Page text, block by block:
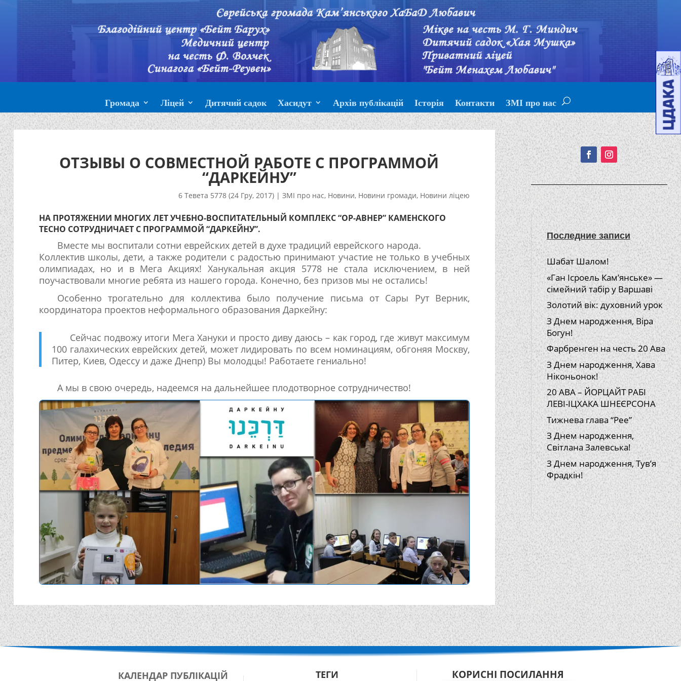
Громада Ліцей Дитячий садок Хасидут Архів публікацій Історія Контакти ЗМІ про нас
ОТЗЫВЫ О СОВМЕСТНОЙ РАБОТЕ С ПРОГРАММОЙ
“ДАРКЕЙНУ”
6 Тевета 5778 (24 Гру, 2017)| ЗМІ про нас, Новини, Новини громади, Новини ліцею
НА ПРОТЯЖЕНИИ МНОГИХ ЛЕТ УЧЕБНО-ВОСПИТАТЕЛЬНЫЙ КОМПЛЕКС “ОР-АВНЕР” КАМЕНСКОГО
ТЕСНО СОТРУДНИЧАЕТ С ПРОГРАММОЙ “ДАРКЕЙНУ”.
Вместе мы воспитали сотни еврейских детей в духе традиций еврейского народа.
Коллектив школы, дети, а также родители с радостью принимают участие не только в учебных
олимпиадах, но и в Мега Акциях! Ханукальная акция 5778 не стала исключением, в ней
поучаствовали многие ребята из нашего города. Конечно, без призов мы не остались!
Особенно трогательно для коллектива было получение письма от Сары Рут Верник,
координатора проектов неформального образования Даркейну:
Сейчас подвожу итоги Мега Хануки и просто диву даюсь – как город, где живут максимум
100 галахических еврейских детей, может лидировать по всем номинациям, обгоняя Москву,
Питер, Киев, Одессу и даже Днепр) Вы молодцы! Работаете гениально!
А мы в свою очередь, надеемся на дальнейшее плодотворное сотрудничество!
Подписывайтесь!
Последние записи
Шабат Шалом!
«Ган Ісроель Кам’янське» —
сімейний табір у Варшаві
Золотий вік: духовний урок
З Днем народження, Віра
Богун!
Фарбренген на честь 20 Ава
З Днем народження, Хава
Ніконьонок!
20 АВА – ЙОРЦАЙТ РАБІ
ЛЕВІ-ІЦХАКА ШНЕЄРСОНА
Тижнева глава “Рее”
З Днем народження,
Світлана Залевська!
З Днем народження, Тув’я
Фрадкін!
КАЛЕНДАР ПУБЛІКАЦІЙ ТЕГИ КОРИСНІ ПОСИЛАННЯ